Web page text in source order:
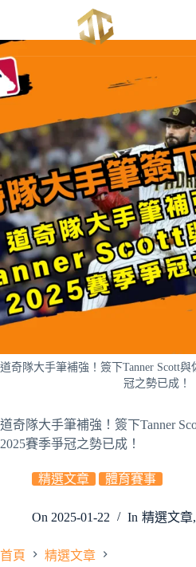
主
要
內
道奇隊大手筆補強！簽下Tanner Scott
冠之勢已成！
道奇隊大手筆補強！簽下Tanner
2025賽季爭冠之勢已成！
精選文章 體育賽事
On 2025-01-22 In 精選文章,
首頁
精選文章